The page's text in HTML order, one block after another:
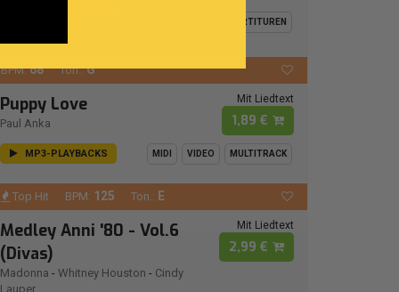
PARTITUREN
Virtual Duet With Nat King Cole
BPM:68 Ton.:G
Puppy Love
Paul Anka
Mit Liedtext
1,89 €
MP3-PLAYBACKS MIDI VIDEO MULTITRACK
Top Hit BPM: 125 Ton.: E
Medley Anni '80 - Vol.6
(Divas)
Madonna - Whitney Houston - Cindy
Lauper
Mit Liedtext
2,99 €